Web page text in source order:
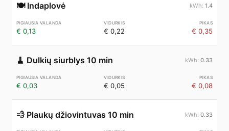
🍽️ Indaplovė 1.4
€ 0,13 € 0,22 € 0,35
🧹 Dulkių siurblys 10 min 0.33
€ 0,03 € 0,05 € 0,08
💨 Plaukų džiovintuvas 10 min 0.33